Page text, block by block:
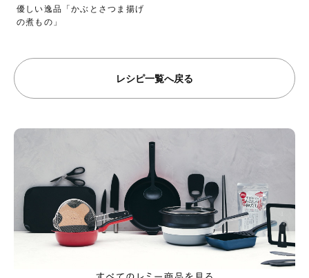
優しい逸品「かぶとさつま揚げ
の煮もの」
レシピ一覧へ戻る